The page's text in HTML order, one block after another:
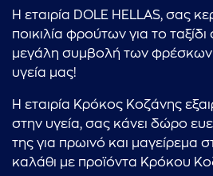
Η εταιρία DOLE HELLAS, σας
ποικιλία φρούτων για το
μεγάλη συμβολή των
υγεία μας!
Η εταιρία Κρόκος Κοζάνης
στην υγεία, σας κάνει δώρο
της για πρωινό και μαγείρεμα
καλάθι με προϊόντα Κρόκου